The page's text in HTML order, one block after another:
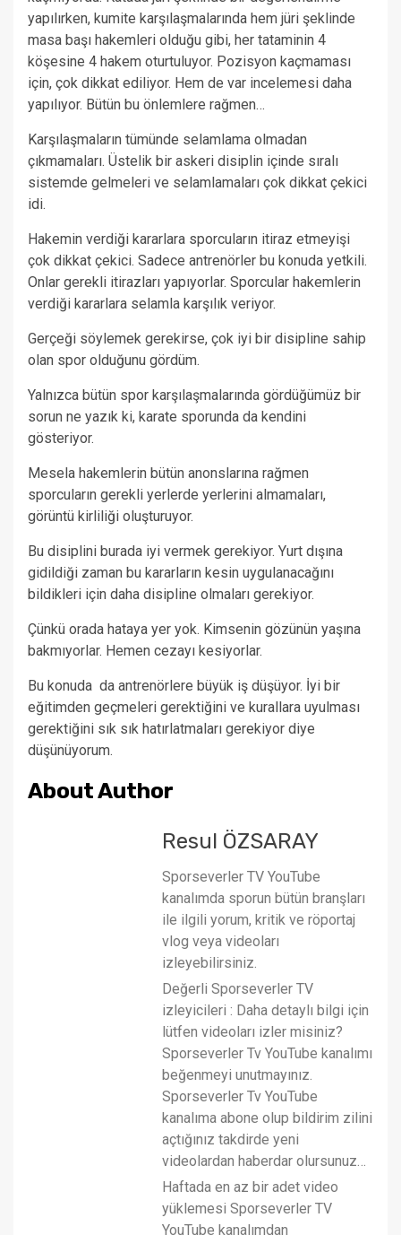
yapılırken, kumite karşılaşmalarında hem jüri şeklinde
masa başı hakemleri olduğu gibi, her tataminin 4
köşesine 4 hakem oturtuluyor. Pozisyon kaçmaması
için, çok dikkat ediliyor. Hem de var incelemesi daha
yapılıyor. Bütün bu önlemlere rağmen…
Karşılaşmaların tümünde selamlama olmadan
çıkmamaları. Üstelik bir askeri disiplin içinde sıralı
sistemde gelmeleri ve selamlamaları çok dikkat çekici
idi.
Hakemin verdiği kararlara sporcuların itiraz etmeyişi
çok dikkat çekici. Sadece antrenörler bu konuda yetkili.
Onlar gerekli itirazları yapıyorlar. Sporcular hakemlerin
verdiği kararlara selamla karşılık veriyor.
Gerçeği söylemek gerekirse, çok iyi bir disipline sahip
olan spor olduğunu gördüm.
Yalnızca bütün spor karşılaşmalarında gördüğümüz bir
sorun ne yazık ki, karate sporunda da kendini
gösteriyor.
Mesela hakemlerin bütün anonslarına rağmen
sporcuların gerekli yerlerde yerlerini almamaları,
görüntü kirliliği oluşturuyor.
Bu disiplini burada iyi vermek gerekiyor. Yurt dışına
gidildiği zaman bu kararların kesin uygulanacağını
bildikleri için daha disipline olmaları gerekiyor.
Çünkü orada hataya yer yok. Kimsenin gözünün yaşına
bakmıyorlar. Hemen cezayı kesiyorlar.
Bu konuda da antrenörlere büyük iş düşüyor. İyi bir
eğitimden geçmeleri gerektiğini ve kurallara uyulması
gerektiğini sık sık hatırlatmaları gerekiyor diye
düşünüyorum.
About Author
Resul ÖZSARAY
Sporseverler TV YouTube
kanalımda sporun bütün branşları
ile ilgili yorum, kritik ve röportaj
vlog veya videoları
izleyebilirsiniz.
Değerli Sporseverler TV
izleyicileri : Daha detaylı bilgi için
lütfen videoları izler misiniz?
Sporseverler Tv YouTube kanalımı
beğenmeyi unutmayınız.
Sporseverler Tv YouTube
kanalıma abone olup bildirim zilini
açtığınız takdirde yeni
videolardan haberdar olursunuz…
Haftada en az bir adet video
yüklemesi Sporseverler TV
YouTube kanalımdan